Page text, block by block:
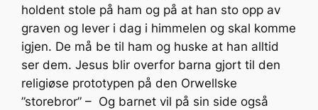
holdent stole på ham og på at han sto opp av
graven og lever i dag i himmelen og skal komme
igjen. De må be til ham og huske at han alltid
ser dem. Jesus blir overfor barna gjort til den
religiøse prototypen på den Orwellske
”storebror” – Og barnet vil på sin side også